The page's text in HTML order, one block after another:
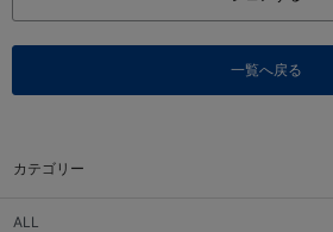
カテゴリー
ALL
一覧へ戻る